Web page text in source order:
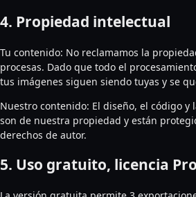
4. Propiedad intelectual
Tu contenido: No reclamamos la
procesas. Dado que todo el
tus imágenes siguen siendo tuyas y se
Nuestro contenido: El diseño, el código y
son de nuestra propiedad y están
derechos de autor.
5. Uso gratuito, licencia